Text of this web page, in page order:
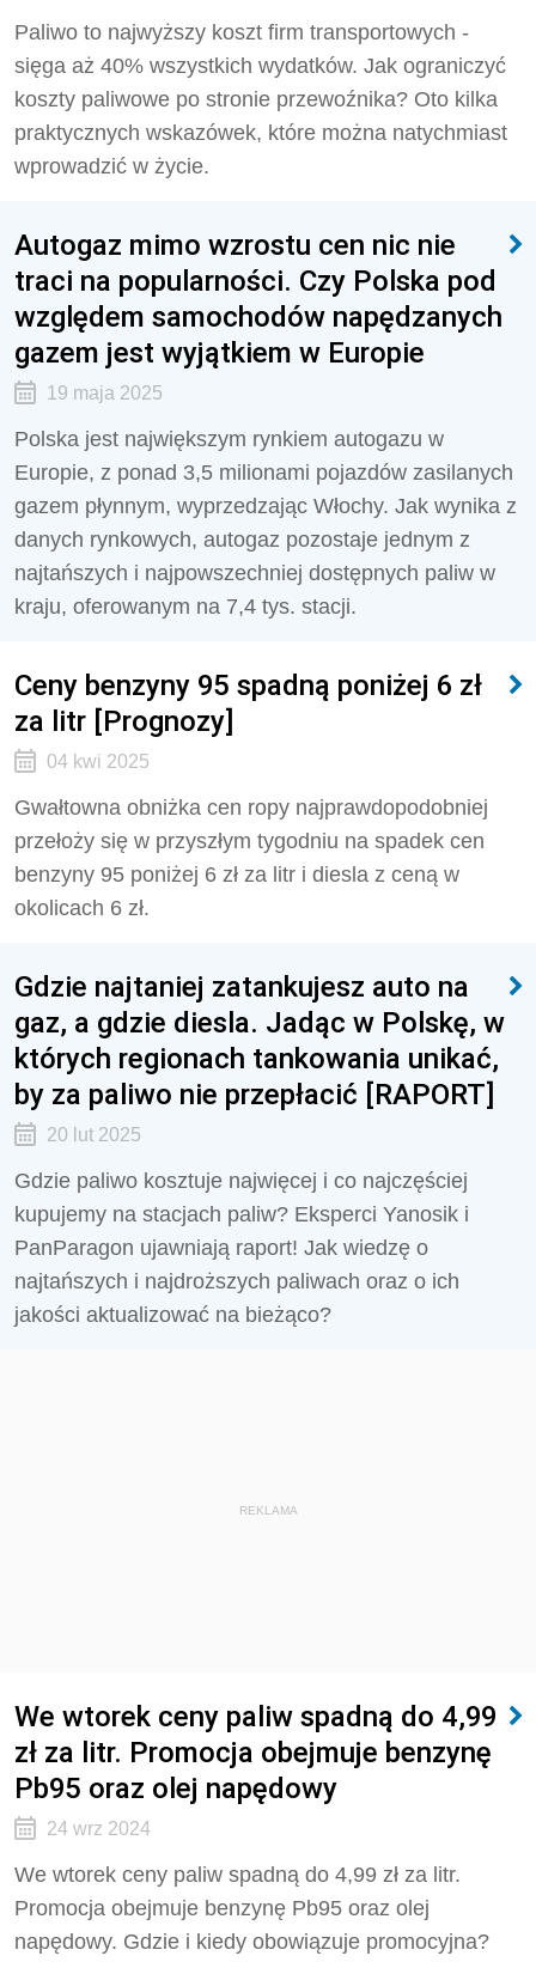
Paliwo to najwyższy koszt firm transportowych -
sięga aż 40% wszystkich wydatków. Jak ograniczyć
koszty paliwowe po stronie przewoźnika? Oto kilka
praktycznych wskazówek, które można natychmiast
wprowadzić w życie.
Autogaz mimo wzrostu cen nic nie
traci na popularności. Czy Polska pod
względem samochodów napędzanych
gazem jest wyjątkiem w Europie
19 maja 2025
Polska jest największym rynkiem autogazu w
Europie, z ponad 3,5 milionami pojazdów zasilanych
gazem płynnym, wyprzedzając Włochy. Jak wynika z
danych rynkowych, autogaz pozostaje jednym z
najtańszych i najpowszechniej dostępnych paliw w
kraju, oferowanym na 7,4 tys. stacji.
Ceny benzyny 95 spadną poniżej 6 zł
za litr [Prognozy]
04 kwi 2025
Gwałtowna obniżka cen ropy najprawdopodobniej
przełoży się w przyszłym tygodniu na spadek cen
benzyny 95 poniżej 6 zł za litr i diesla z ceną w
okolicach 6 zł.
Gdzie najtaniej zatankujesz auto na
gaz, a gdzie diesla. Jadąc w Polskę, w
których regionach tankowania unikać,
by za paliwo nie przepłacić [RAPORT]
20 lut 2025
Gdzie paliwo kosztuje najwięcej i co najczęściej
kupujemy na stacjach paliw? Eksperci Yanosik i
PanParagon ujawniają raport! Jak wiedzę o
najtańszych i najdroższych paliwach oraz o ich
jakości aktualizować na bieżąco?
REKLAMA
We wtorek ceny paliw spadną do 4,99
zł za litr. Promocja obejmuje benzynę
Pb95 oraz olej napędowy
24 wrz 2024
We wtorek ceny paliw spadną do 4,99 zł za litr.
Promocja obejmuje benzynę Pb95 oraz olej
napędowy. Gdzie i kiedy obowiązuje promocyjna?